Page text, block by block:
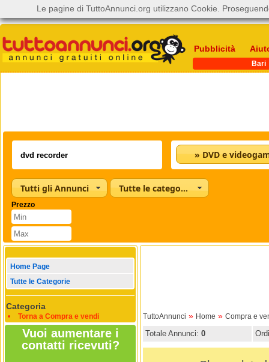
Pubblicità
Bari
» DVD e
Tutti gli Annunci Tutte le categorie
Prezzo
Home Page
Tutte le Categorie
Categoria
Torna a Compra e vendi
Vuoi aumentare i
contatti ricevuti?
TuttoAnnunci » Home » Compra e
Totale Annunci: 0
Le pagine di TuttoAnnunci.org utilizzano Cookie.